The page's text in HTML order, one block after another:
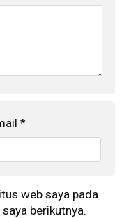
*
web saya pada
berikutnya.